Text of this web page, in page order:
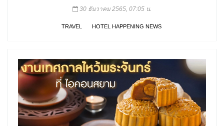
30 ธันวาคม 2565, 07:05 น.
TRAVEL HOTEL HAPPENING NEWS